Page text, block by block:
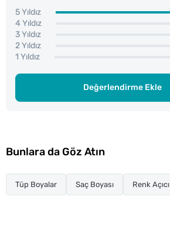
5 Yıldız
4 Yıldız
3 Yıldız
2 Yıldız
1 Yıldız
Değerlendirme Ekle
Bunlara da Göz Atın
Tüp Boyalar Saç Boyası Renk Açıcı